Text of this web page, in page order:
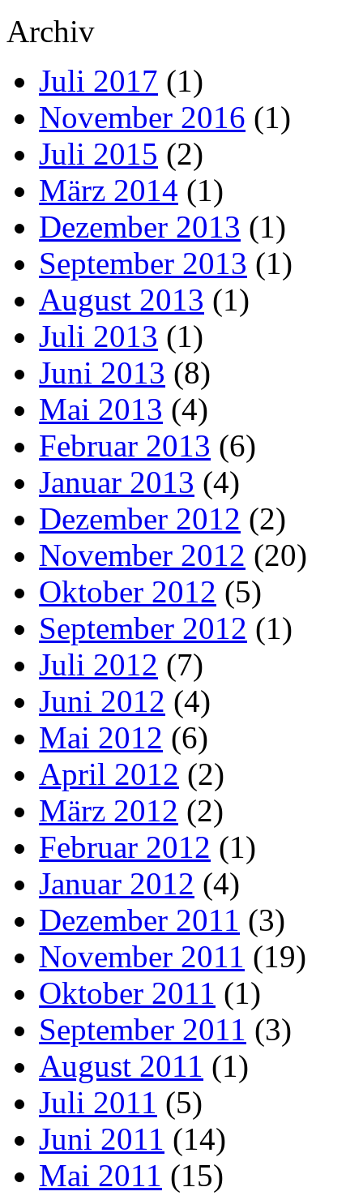
Archiv
Juli 2017 (1)
November 2016 (1)
Juli 2015 (2)
März 2014 (1)
Dezember 2013 (1)
September 2013 (1)
August 2013 (1)
Juli 2013 (1)
Juni 2013 (8)
Mai 2013 (4)
Februar 2013 (6)
Januar 2013 (4)
Dezember 2012 (2)
November 2012 (20)
Oktober 2012 (5)
September 2012 (1)
Juli 2012 (7)
Juni 2012 (4)
Mai 2012 (6)
April 2012 (2)
März 2012 (2)
Februar 2012 (1)
Januar 2012 (4)
Dezember 2011 (3)
November 2011 (19)
Oktober 2011 (1)
September 2011 (3)
August 2011 (1)
Juli 2011 (5)
Juni 2011 (14)
Mai 2011 (15)